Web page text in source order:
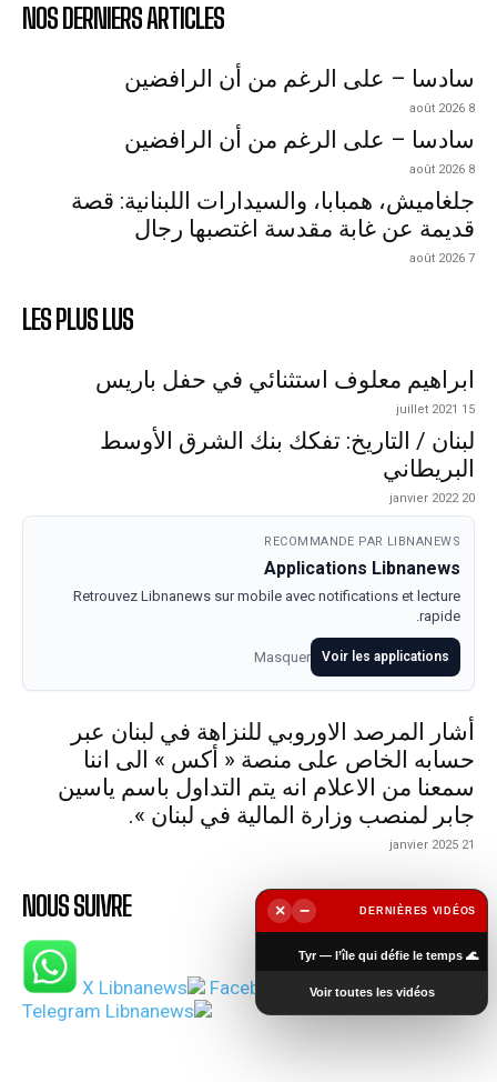
NOS DERNIERS ARTICLES
سادسا – على الرغم من أن الرافضين
8 août 2026
سادسا – على الرغم من أن الرافضين
8 août 2026
جلغاميش، همبابا، والسيدارات اللبنانية: قصة
قديمة عن غابة مقدسة اغتصبها رجال
7 août 2026
LES PLUS LUS
ابراهيم معلوف استثنائي في حفل باريس
15 juillet 2021
لبنان / التاريخ: تفكك بنك الشرق الأوسط
البريطاني
20 janvier 2022
RECOMMANDE PAR LIBNANEWS
Applications Libnanews
Retrouvez Libnanews sur mobile avec notifications et lecture
rapide.
Voir les applications
Masquer
أشار المرصد الاوروبي للنزاهة في لبنان عبر
حسابه الخاص على منصة « أكس » الى اننا
سمعنا من الاعلام انه يتم التداول باسم ياسين
جابر لمنصب وزارة المالية في لبنان ».
21 janvier 2025
NOUS SUIVRE DERNIÈRES VIDÉOS
−
×
🌊 Tyr — l’île qui défie le temps
Voir toutes les vidéos